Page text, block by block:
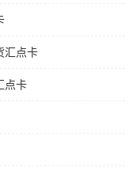
汇点卡
点卡